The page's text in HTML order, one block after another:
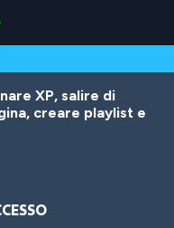
XP, salire di
creare playlist e